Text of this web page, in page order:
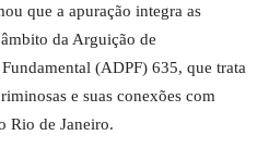
que a apuração integra as
da Arguição de
(ADPF) 635, que trata
e suas conexões com
Rio de Janeiro.